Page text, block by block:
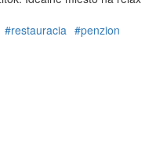
#restauracia #penzion